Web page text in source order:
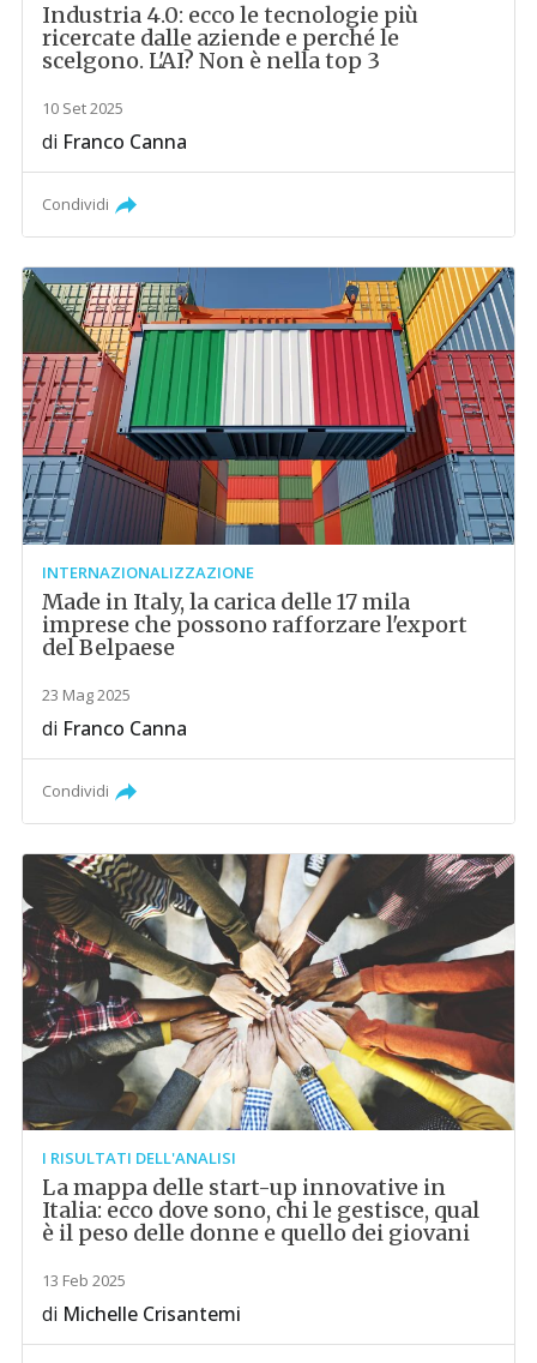
Industria 4.0: ecco le tecnologie più
ricercate dalle aziende e perché le
scelgono. L'AI? Non è nella top 3
10 Set 2025
di Franco Canna
Condividi
INTERNAZIONALIZZAZIONE
Made in Italy, la carica delle 17 mila
imprese che possono rafforzare l'export
del Belpaese
23 Mag 2025
di Franco Canna
Condividi
I RISULTATI DELL'ANALISI
La mappa delle start-up innovative in
Italia: ecco dove sono, chi le gestisce, qual
è il peso delle donne e quello dei giovani
13 Feb 2025
di Michelle Crisantemi